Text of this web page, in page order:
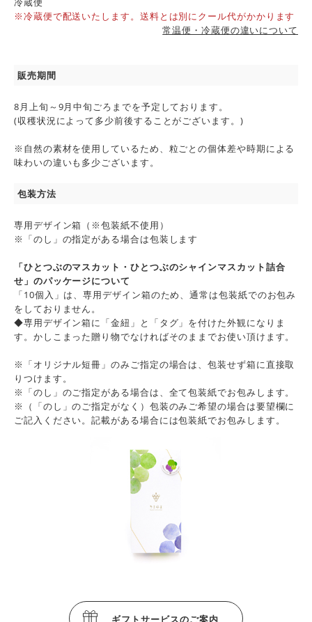
※冷蔵便で配送いたします。送料とは別にクール代がかかります
常温便・冷蔵便の違いについて
販売期間
8月上旬～9月中旬ごろまでを予定しております。
(収穫状況によって多少前後することがございます。)
※自然の素材を使用しているため、粒ごとの個体差や時期による
味わいの違いも多少ございます。
包装方法
専用デザイン箱（※包装紙不使用）
※「のし」の指定がある場合は包装します
「ひとつぶのマスカット・ひとつぶのシャインマスカット詰合
せ」のパッケージについて
「10個入」は、専用デザイン箱のため、通常は包装紙でのお包み
をしておりません。
◆専用デザイン箱に「金紐」と「タグ」を付けた外観になりま
す。かしこまった贈り物でなければそのままでお使い頂けます。
※「オリジナル短冊」のみご指定の場合は、包装せず箱に直接取
りつけます。
※「のし」のご指定がある場合は、全て包装紙でお包みします。
※（「のし」のご指定がなく）包装のみご希望の場合は要望欄に
ご記入ください。記載がある場合には包装紙でお包みします。
ギフトサービスのご案内